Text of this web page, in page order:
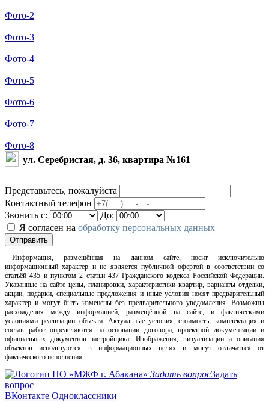
Фото-2
Фото-3
Фото-4
Фото-5
Фото-6
Фото-7
Фото-8
ул. Серебристая, д. 36, квартира №161
Представьтесь, пожалуйста
Контактный телефон
Звонить с:
До:
Я согласен на обработку персональных данных
Отправить
Информация, размещённая на данном сайте, носит исключительно
информационный характер и не является публичной офертой в соответствии со
статьёй 435 и пунктом 2 статьи 437 Гражданского кодекса Российской Федерации.
Указанные на сайте цены, планировки, характеристики квартир, варианты отделки,
акции, подарки, специальные предложения и иные условия носят предварительный
характер и могут быть изменены без предварительного уведомления. Возможны
расхождения между информацией, размещённой на сайте, и фактическими
условиями реализации объекта. Актуальные условия, стоимость, комплектация и
состав работ определяются на основании договора, проектной документации и
официальных документов застройщика. Изображения, визуализации и описания
объектов используются в информационных целях и могут отличаться от
фактического исполнения.
Задать вопросЗадать
вопрос
ВКонтакте Одноклассники